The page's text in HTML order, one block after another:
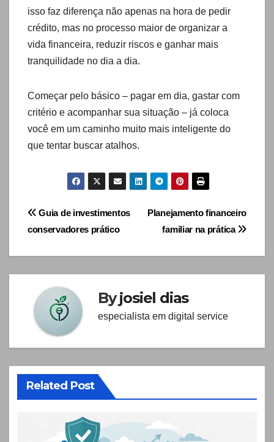
isso faz diferença não apenas na hora de pedir
crédito, mas no processo maior de organizar a
vida financeira, reduzir riscos e ganhar mais
tranquilidade no dia a dia.
Começar pelo básico – pagar em dia, gastar com
critério e acompanhar sua situação – já coloca
você em um caminho muito mais inteligente do
que tentar buscar atalhos.
Navegação
Planejamento financeiro
familiar na prática
Guia de investimentos
conservadores prático
Byjosiel dias
especialista em digital service
Related Post